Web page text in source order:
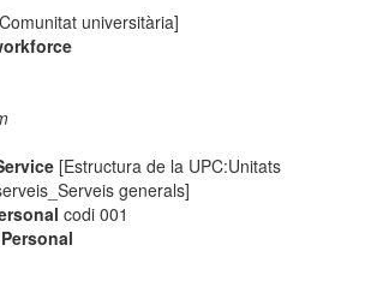
universitària]
[Estructura de la UPC:Unitats
generals]
codi 001